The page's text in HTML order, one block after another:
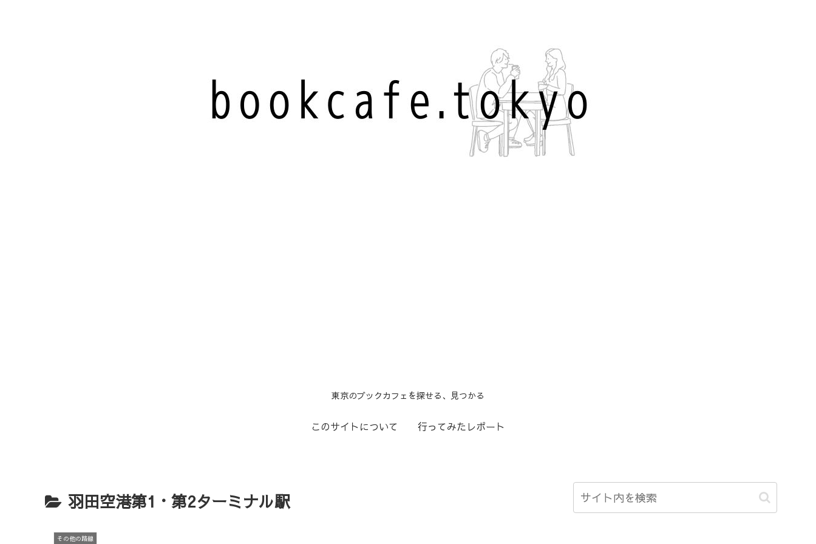
東京のブックカフェを探せる、見つかる
このサイトについて 行ってみたレポート
羽田空港第1・第2ターミナル駅
その他の路線